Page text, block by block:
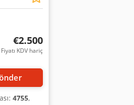
€2.500
KDV hariç
4755,